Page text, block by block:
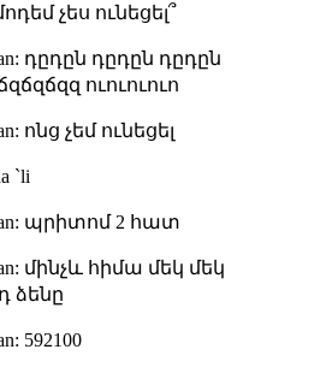
չես ունեցել՞
դըդըն դըդըն դըդըն
ուուուուո
ոնց չեմ ունեցել
`li
պրիտոմ 2 հատ
մինչև հիմա մեկ մեկ
ձենը
592100